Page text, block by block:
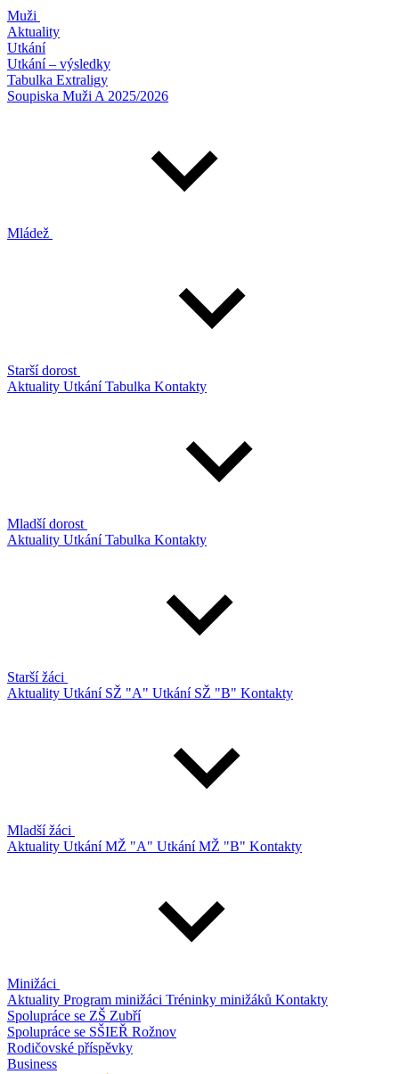
Muži
Aktuality
Utkání
Utkání – výsledky
Tabulka Extraligy
Soupiska Muži A 2025/2026
Mládež
Starší dorost
Aktuality UtkáníTabulka Kontakty
Mladší dorost
Aktuality UtkáníTabulka Kontakty
Starší žáci
Aktuality Utkání SŽ "A" Utkání SŽ "B" Kontakty
Mladší žáci
Aktuality Utkání MŽ "A" Utkání MŽ "B" Kontakty
Minižáci
Aktuality Program minižáci Tréninky minižáků Kontakty
Spolupráce se ZŠ Zubří
Spolupráce se SŠIEŘ Rožnov
Rodičovské příspěvky
Business